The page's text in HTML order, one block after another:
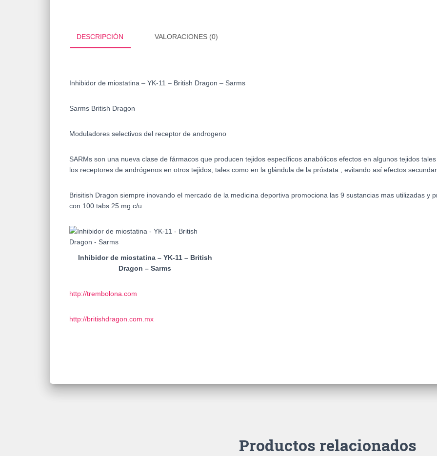
DESCRIPCIÓN VALORACIONES (0)
Inhibidor de miostatina – YK-11 – British Dragon – Sarms
Sarms British Dragon
Moduladores selectivos del receptor de androgeno
SARMs son una nueva clase de fármacos que producen tejidos específicos anabólicos efectos en algunos tejidos
los receptores de andrógenos en otros tejidos, tales como en la glándula de la próstata , evitando así efectos
Brisitish Dragon siempre inovando el mercado de la medicina deportiva promociona las 9 sustancias mas utilizadas y
con 100 tabs 25 mg c/u
Inhibidor de miostatina – YK-11 – British
Dragon – Sarms
http://trembolona.com
http://britishdragon.com.mx
Productos relacionados